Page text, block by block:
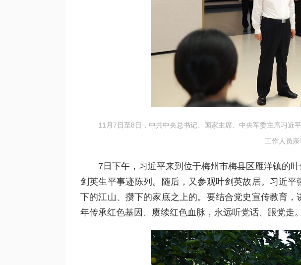
11月7日至8日，中共中央总书记、国家主席、中央军委主席习近
工作人员亲
7日下午，习近平来到位于梅州市梅县区雁洋镇的
剑英生平事迹陈列。随后，又参观叶剑英故居。习近
下的江山、攒下的家底之上的。要结合党史宣传教育
年传承红色基因、赓续红色血脉，永远听党话、跟党走。